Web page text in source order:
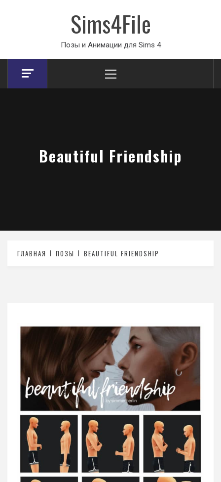
Sims4File
Позы и Анимации для Sims 4
Menu
Beautiful Friendship
ГЛАВНАЯ ПОЗЫ BEAUTIFUL FRIENDSHIP